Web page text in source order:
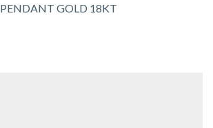
PENDANT GOLD 18KT